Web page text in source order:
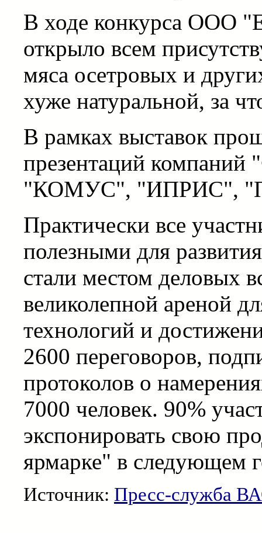
В ходе конкурса ООО
открыло всем
мяса осетровых и
хуже натуральной, за
В рамках выставок
презентаций
"КОМУС", "ИПРИС",
Практически все
полезными для
стали местом деловых
великолепной ареной
технологий и
2600 переговоров,
протоколов о
7000 человек. 90%
экспонировать свою
ярмарке" в следующем
Источник: Пресс-служба